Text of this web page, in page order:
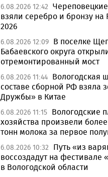
6.08.2026 12:42
взяли серебро и бронзу на
2026
6.08.2026 12:09 В поселке
Бабаевского округа
отремонтированный мост
6.08.2026 11:44 Вологодская
составе сборной РФ взяла
Дружбы» в Китае
6.08.2026 11:15 Вологодские
хозяйства произвели
тонн молока за первое
6.08.2026 10:32
Путь «из
воссоздадут на фестивале
в Вологодской области